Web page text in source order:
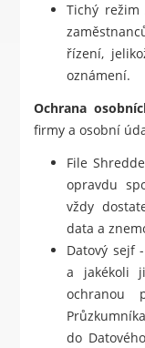
Tichý režim
řízení,
oznámení.
Ochrana
firmy a osobní
File
opravdu
vždy
data a
Datový sejf
a jakékoli
ochranou
do